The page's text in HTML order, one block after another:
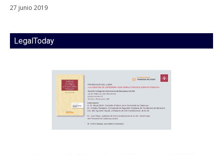
27 junio 2019
LegalToday